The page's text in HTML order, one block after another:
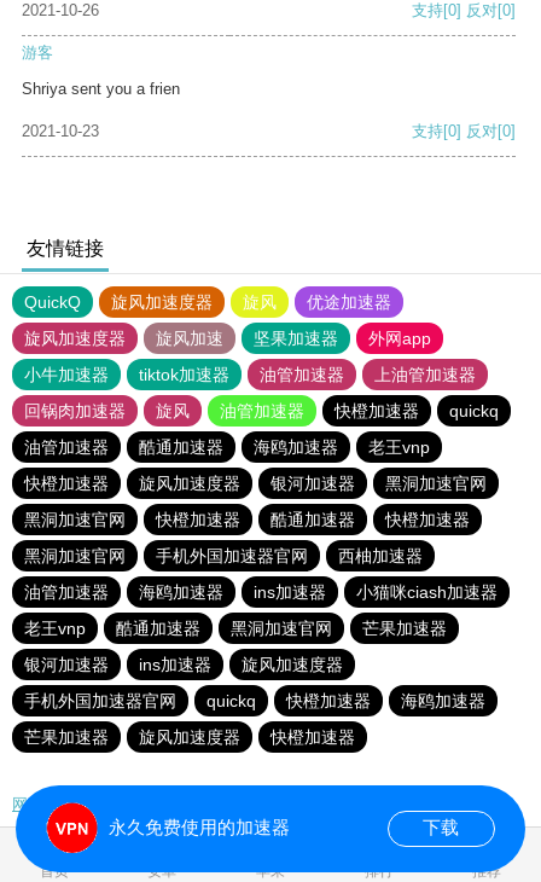
2021-10-26 支持[0] 反对[0]
游客
Shriya sent you a frien
2021-10-23 支持[0] 反对[0]
友情链接
QuickQ 旋风加速度器 旋风
优途加速器
旋风加速度器
旋风加速 坚果加速器
外网app
小牛加速器
tiktok加速器 油管加速器
上油管加速器
回锅肉加速器
旋风 油管加速器 快橙加速器
quickq
油管加速器
酷通加速器 海鸥加速器
老王vnp
快橙加速器
旋风加速度器 银河加速器
黑洞加速官网
黑洞加速官网
快橙加速器 酷通加速器
快橙加速器
黑洞加速官网
手机外国加速器官网
西柚加速器
油管加速器
海鸥加速器 ins加速器
小猫咪ciash加速器
老王vnp
酷通加速器 黑洞加速官网
芒果加速器
银河加速器
ins加速器
旋风加速度器
手机外国加速器官网
quickq 快橙加速器
海鸥加速器
芒果加速器
旋风加速度器 快橙加速器
网站地图
首页 安卓 苹果 排行 推荐
永久免费使用的加速器 下载
0.153530s